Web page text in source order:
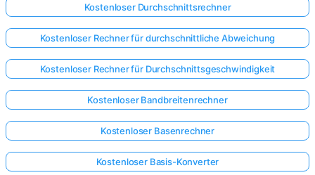
Kostenloser Durchschnittsrechner
Kostenloser Rechner für durchschnittliche Abweichung
Kostenloser Rechner für Durchschnittsgeschwindigkeit
Kostenloser Bandbreitenrechner
Kostenloser Basenrechner
Kostenloser Basis-Konverter